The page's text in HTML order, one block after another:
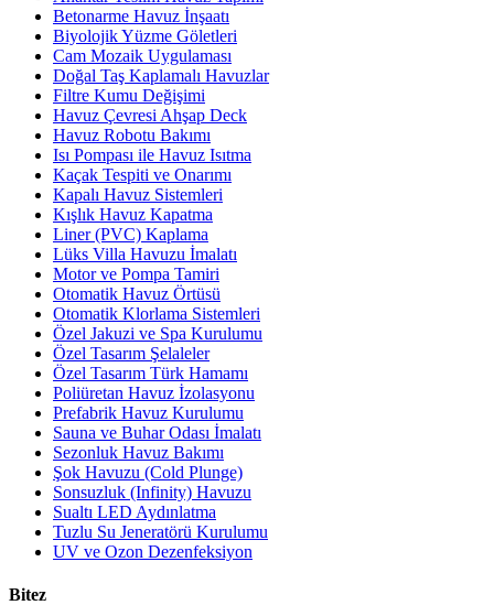
Betonarme Havuz İnşaatı
Biyolojik Yüzme Göletleri
Cam Mozaik Uygulaması
Doğal Taş Kaplamalı Havuzlar
Filtre Kumu Değişimi
Havuz Çevresi Ahşap Deck
Havuz Robotu Bakımı
Isı Pompası ile Havuz Isıtma
Kaçak Tespiti ve Onarımı
Kapalı Havuz Sistemleri
Kışlık Havuz Kapatma
Liner (PVC) Kaplama
Lüks Villa Havuzu İmalatı
Motor ve Pompa Tamiri
Otomatik Havuz Örtüsü
Otomatik Klorlama Sistemleri
Özel Jakuzi ve Spa Kurulumu
Özel Tasarım Şelaleler
Özel Tasarım Türk Hamamı
Poliüretan Havuz İzolasyonu
Prefabrik Havuz Kurulumu
Sauna ve Buhar Odası İmalatı
Sezonluk Havuz Bakımı
Şok Havuzu (Cold Plunge)
Sonsuzluk (Infinity) Havuzu
Sualtı LED Aydınlatma
Tuzlu Su Jeneratörü Kurulumu
UV ve Ozon Dezenfeksiyon
Bitez